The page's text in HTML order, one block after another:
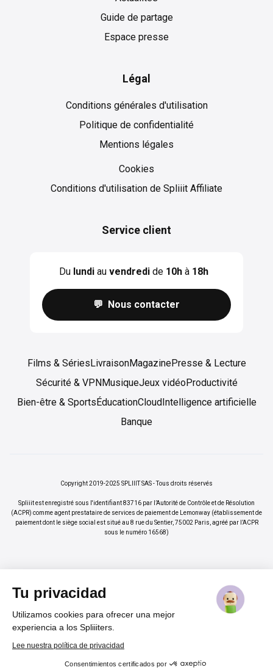
Tu privacidad
Utilizamos cookies para ofrecer una mejor
experiencia a los Spliiiters.
Lee nuestra política de privacidad
Consentimientos certificados por
Guide de partage
Espace presse
Légal
Conditions générales d'utilisation
Politique de confidentialité
Mentions légales
Cookies
Conditions d'utilisation de Spliiit Affiliate
Service client
Du lundiau vendredide 10hà 18h
💬 Nous contacter
Films & SériesLivraisonMagazinePresse & Lecture
Sécurité & VPNMusiqueJeux vidéoProductivité
Bien-être & SportsÉducationCloudIntelligence artificielle
Banque
Copyright 2019-2025 SPLIIIT SAS - Tous droits réservés
Spliiit est enregistré sous l'identifiant 83716 par l’Autorité de Contrôle et de Résolution
(ACPR) comme agent prestataire de services de paiement de Lemonway (établissement de
paiement dont le siège social est situé au 8 rue du Sentier, 75002 Paris, agréé par l’ACPR
sous le numéro 16568)
%
Vos abonnements jusqu'à -70%